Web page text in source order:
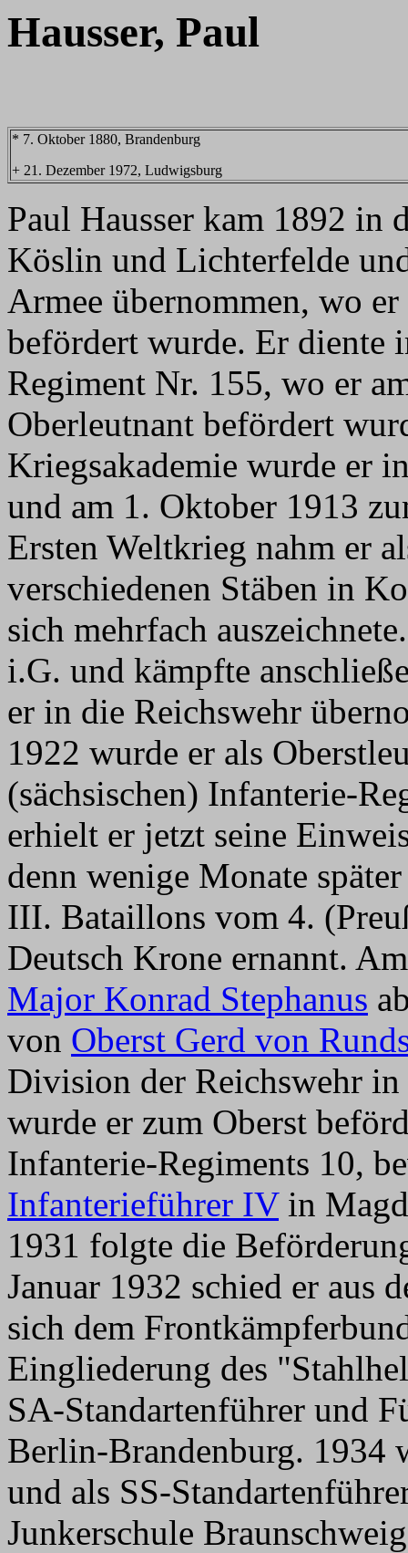
Hausser, Paul
* 7. Oktober 1880, Brandenburg
+ 21. Dezember 1972, Ludwigsburg
Paul Hausser kam 1892 in
Köslin und Lichterfelde
Armee übernommen, wo
befördert wurde. Er diente
Regiment Nr. 155, wo er
Oberleutnant befördert
Kriegsakademie wurde er
und am 1. Oktober 1913
Ersten Weltkrieg nahm er
verschiedenen Stäben in
sich mehrfach
i.G. und kämpfte
er in die Reichswehr
1922 wurde er als
(sächsischen) Infanterie-
erhielt er jetzt seine
denn wenige Monate
III. Bataillons vom 4.
Deutsch Krone ernannt.
Major Konrad Stephanus
von Oberst Gerd von
Division der Reichswehr
wurde er zum Oberst
Infanterie-Regiments 10,
Infanterieführer IVin
1931 folgte die
Januar 1932 schied er aus
sich dem
Eingliederung des
SA-Standartenführer und
Berlin-Brandenburg. 1934
und als SS-
Junkerschule